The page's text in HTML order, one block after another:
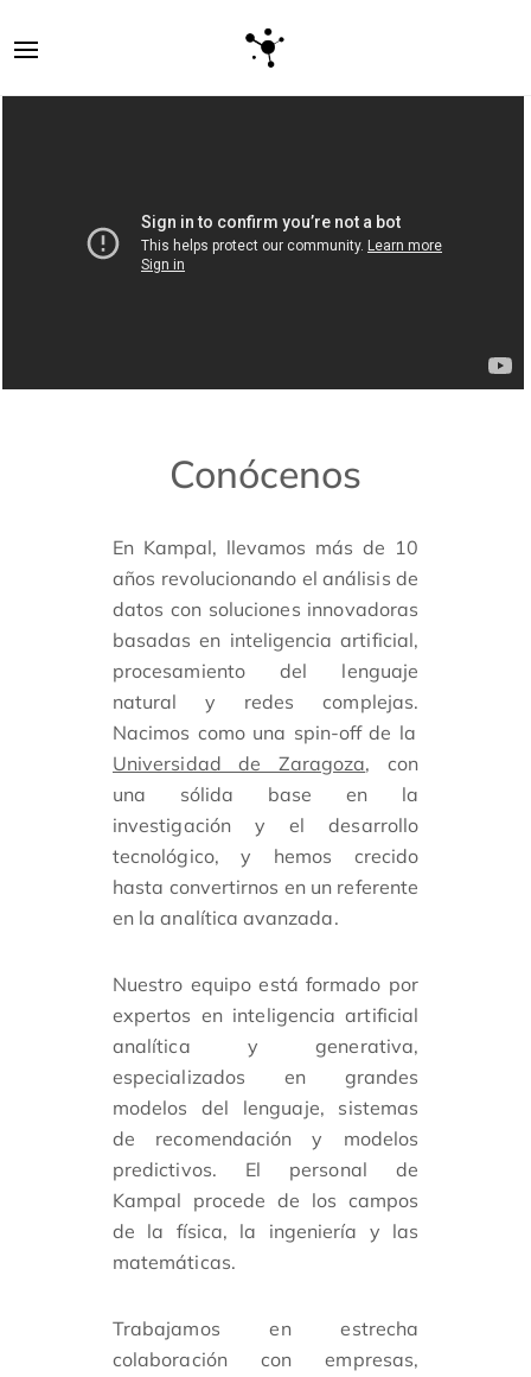
Conócenos
En Kampal, llevamos más de 10
años revolucionando el análisis de
datos con soluciones innovadoras
basadas en inteligencia artificial,
procesamiento del lenguaje
natural y redes complejas.
Nacimos como una spin-off de la
Universidad de Zaragoza, con
una sólida base en la
investigación y el desarrollo
tecnológico, y hemos crecido
hasta convertirnos en un referente
en la analítica avanzada.
Nuestro equipo está formado por
expertos en inteligencia artificial
analítica y generativa,
especializados en grandes
modelos del lenguaje, sistemas
de recomendación y modelos
predictivos. El personal de
Kampal procede de los campos
de la física, la ingeniería y las
matemáticas.
Trabajamos en estrecha
colaboración con empresas,